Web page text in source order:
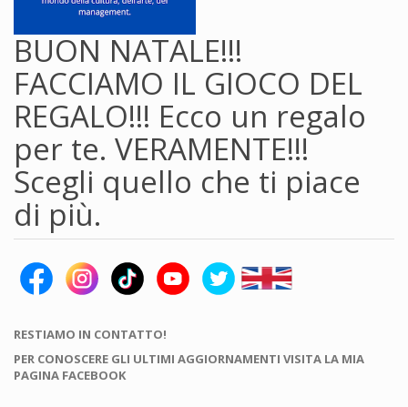
BUON NATALE!!!
FACCIAMO IL GIOCO DEL
REGALO!!! Ecco un regalo
per te. VERAMENTE!!!
Scegli quello che ti piace
di più.
RESTIAMO IN CONTATTO!
PER CONOSCERE GLI ULTIMI AGGIORNAMENTI VISITA LA MIA
PAGINA FACEBOOK